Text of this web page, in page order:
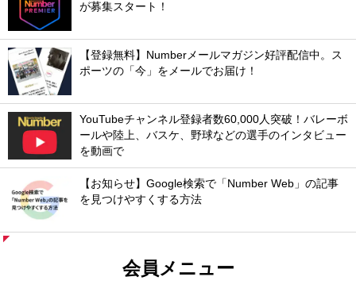
が募集スタート！
【登録無料】Numberメールマガジン好評配信中。ス
ポーツの「今」をメールでお届け！
YouTubeチャンネル登録者数60,000人突破！バレーボ
ールや陸上、バスケ、野球などの選手のインタビュー
を動画で
【お知らせ】Google検索で「Number Web」の記事
を見つけやすくする方法
会員メニュー